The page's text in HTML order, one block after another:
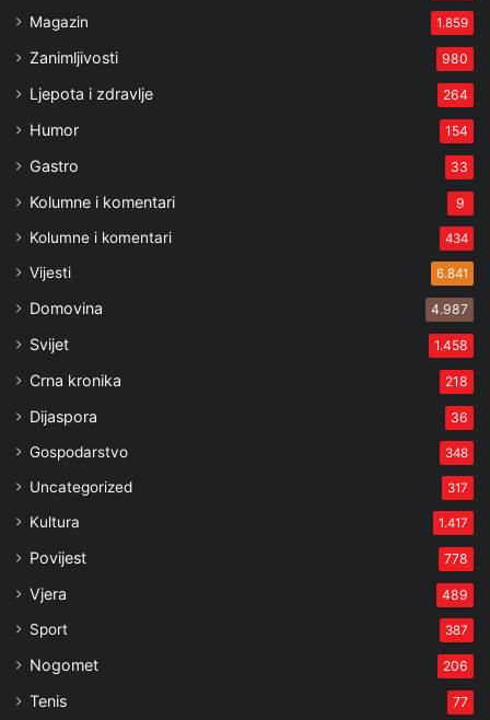
Magazin 1.859
Zanimljivosti 980
Ljepota i zdravlje 264
Humor 154
Gastro 33
Kolumne i komentari 9
Kolumne i komentari 434
Vijesti 6.841
Domovina 4.987
Svijet 1.458
Crna kronika 218
Dijaspora 36
Gospodarstvo 348
Uncategorized 317
Kultura 1.417
Povijest 778
Vjera 489
Sport 387
Nogomet 206
Tenis 77